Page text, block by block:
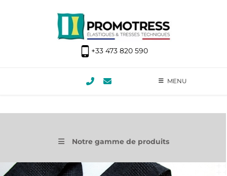
+33 473 820 590
MENU
Notre gamme de produits